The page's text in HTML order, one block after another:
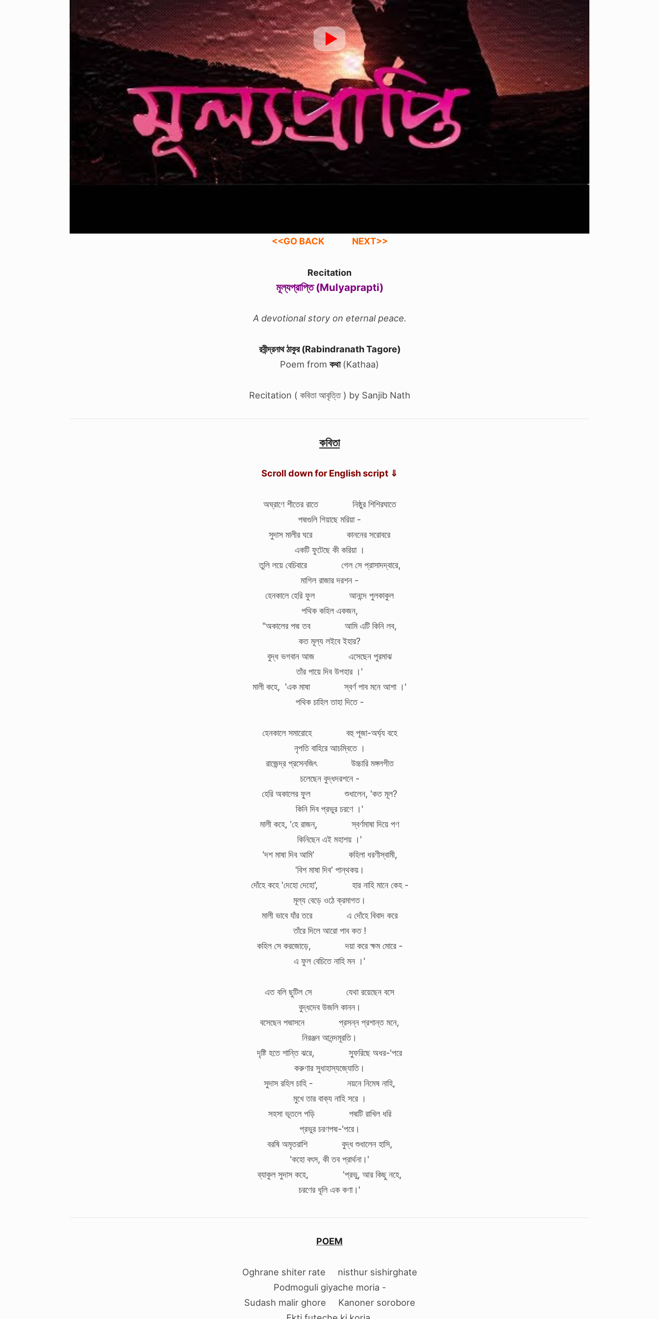
<<GO BACK NEXT>>
Recitation
মূল্যপ্রাপ্তি (Mulyaprapti)
A devotional story on eternal peace.
রবীন্দ্রনাথ ঠাকুর (Rabindranath Tagore)
Poem from কথা(Kathaa)
Recitation ( কবিতা আবৃত্তি ) by Sanjib Nath
কবিতা
Scroll down for English script ⇓
অঘ্রাণে শীতের রাতে নিষ্ঠুর শিশিরঘাতে
পদ্মগুলি গিয়াছে মরিয়া -
সুদাস মালীর ঘরে কাননের সরোবরে
একটি ফুটেছে কী করিয়া ।
তুলি লয়ে বেচিবারে গেল সে প্রাসাদদ্বারে,
মাগিল রাজার দরশন -
হেনকালে হেরি ফুল আনন্দে পুলকাকুল
পথিক কহিল একজন,
"অকালের পদ্ম তব আমি এটি কিনি লব,
কত মূল্য লইবে ইহার?
বুদ্ধ ভগবান আজ এসেছেন পুরমাঝ
তাঁর পায়ে দিব উপহার ।'
মালী কহে, 'এক মাষা স্বর্ণ পাব মনে আশা ।'
পথিক চাহিল তাহা দিতে -
হেনকালে সমারোহে বহু পূজা-অর্ঘ্য বহে
নৃপতি বাহিরে আচম্বিতে ।
রাজেন্দ্র প্রসেনজিৎ উচ্চারি মঙ্গলগীত
চলেছেন বুদ্ধদরশনে -
হেরি অকালের ফুল শুধালেন, 'কত মূল?
কিনি দিব প্রভুর চরণে ।'
মালী কহে, 'হে রাজন্‌, স্বর্ণমাষা দিয়ে পণ
কিনিছেন এই মহাশয় ।'
'দশ মাষা দিব আমি' কহিলা ধরণীস্বামী,
'বিশ মাষা দিব' পান্থকয়।
দোঁহে কহে 'দেহো দেহো', হার নাহি মানে কেহ -
মূল্য বেড়ে ওঠে ক্রমাগত।
মালী ভাবে যাঁর তরে এ দোঁহে বিবাদ করে
তাঁরে দিলে আরো পাব কত !
কহিল সে করজোড়ে, দয়া করে ক্ষম মোরে -
এ ফুল বেচিতে নাহি মন ।'
এত বলি ছুটিল সে যেথা রয়েছেন বসে
বুদ্ধদেব উজলি কানন।
বসেছেন পদ্মাসনে প্রসন্ন প্রশান্ত মনে,
নিরঞ্জন আনন্দমূরতি।
দৃষ্টি হতে শান্তি ঝরে, স্ফুরিছে অধর-'পরে
করুণার সুধাহাস্যজ্যোতি।
সুদাস রহিল চাহি - নয়নে নিমেষ নাহি,
মুখে তার বাক্য নাহি সরে ।
সহসা ভূতলে পড়ি পদ্মটি রাখিল ধরি
প্রভুর চরণপদ্ম-'পরে।
বরষি অমৃতরাশি বুদ্ধ শুধালেন হাসি,
'কহো বৎস, কী তব প্রার্থনা।'
ব্যাকুল সুদাস কহে, 'প্রভু, আর কিছু নহে,
চরণের ধূলি এক কণা।'
POEM
Oghrane shiter rate nisthur sishirghate
Podmoguli giyache moria -
Sudash malir ghore Kanoner sorobore